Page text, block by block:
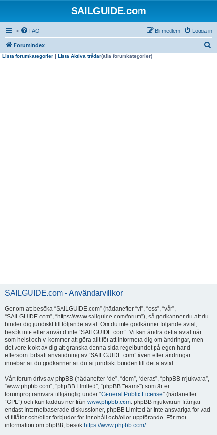
SAILGUIDE.com
> FAQ Logga in
Bli medlem
Forumindex
Lista forumkategorier | Lista Aktiva trådar(alla forumkategorier)
SAILGUIDE.com - Användarvillkor
Genom att besöka “SAILGUIDE.com” (hädanefter “vi”, “oss”, “vår”,
“SAILGUIDE.com”, “https://www.sailguide.com/forum”), så godkänner du att du
binder dig juridiskt till följande avtal. Om du inte godkänner följande avtal,
besök inte eller använd inte “SAILGUIDE.com”. Vi kan ändra detta avtal när
som helst och vi kommer att göra allt för att informera dig om ändringar, men
det vore klokt av dig att granska denna sida regelbundet på egen hand
eftersom fortsatt användning av “SAILGUIDE.com” även efter ändringar
innebär att du godkänner att du är juridiskt bunden till detta avtal.
Vårt forum drivs av phpBB (hädanefter “de”, “dem”, “deras”, “phpBB mjukvara”,
“www.phpbb.com”, “phpBB Limited”, “phpBB Teams”) som är en
forumprogramvara tillgänglig under “General Public License” (hädanefter
“GPL”) och kan laddas ner från www.phpbb.com. phpBB mjukvaran främjar
endast Internetbaserade diskussioner, phpBB Limited är inte ansvariga för vad
vi tillåter och/eller förbjuder för innehåll och/eller uppförande. För mer
information om phpBB, besök https://www.phpbb.com/.